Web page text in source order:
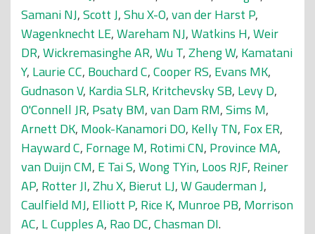
Samani NJ,Scott J,Shu X-O,van der Harst P,
Wagenknecht LE,Wareham NJ,Watkins H,Weir
DR,Wickremasinghe AR,Wu T,Zheng W, Kamatani
Y, Laurie CC, Bouchard C,Cooper RS, Evans MK,
Gudnason V, Kardia SLR, Kritchevsky SB, Levy D,
O'Connell JR, Psaty BM,van Dam RM,Sims M,
Arnett DK, Mook-Kanamori DO, Kelly TN, Fox ER,
Hayward C, Fornage M, Rotimi CN, Province MA,
van Duijn CM, E Tai S,Wong TYin, Loos RJF, Reiner
AP, Rotter JI,Zhu X, Bierut LJ,W Gauderman J,
Caulfield MJ, Elliott P, Rice K, Munroe PB, Morrison
AC, L Cupples A, Rao DC,Chasman DI.